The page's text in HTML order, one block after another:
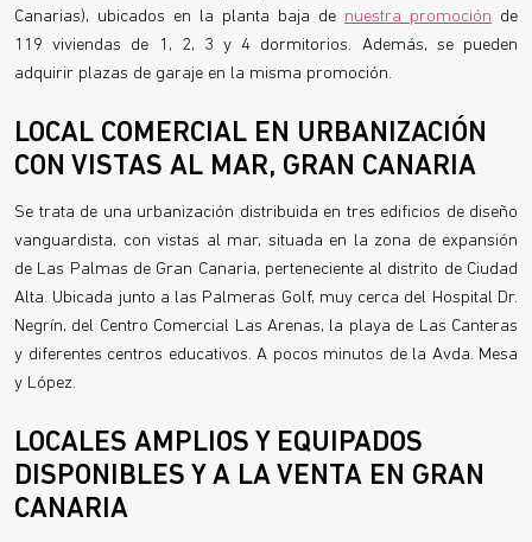
Canarias), ubicados en la planta baja de nuestra promoción de
119 viviendas de 1, 2, 3 y 4 dormitorios. Además, se pueden
adquirir plazas de garaje en la misma promoción.
LOCAL COMERCIAL EN URBANIZACIÓN
CON VISTAS AL MAR, GRAN CANARIA
Se trata de una urbanización distribuida en tres edificios de diseño
vanguardista, con vistas al mar, situada en la zona de expansión
de Las Palmas de Gran Canaria, perteneciente al distrito de Ciudad
Alta. Ubicada junto a las Palmeras Golf, muy cerca del Hospital Dr.
Negrín, del Centro Comercial Las Arenas, la playa de Las Canteras
y diferentes centros educativos. A pocos minutos de la Avda. Mesa
y López.
LOCALES AMPLIOS Y EQUIPADOS
DISPONIBLES Y A LA VENTA EN GRAN
CANARIA